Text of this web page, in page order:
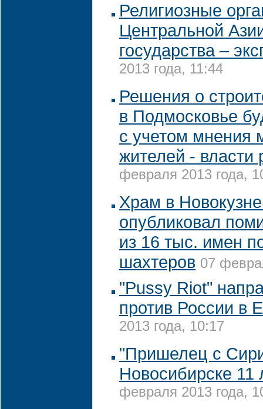
Религиозные
Центральной
государства –
2013 года, 11:44
Решения о
в Подмосковье
с учетом мнения
жителей - власти
февраля 2013 года,
Храм в
опубликовал
из 16 тыс. имен
шахтеров 07
"Pussy Riot"
против России
2013 года, 10:17
"Пришелец с
Новосибирске 11
февраля 2013 года,